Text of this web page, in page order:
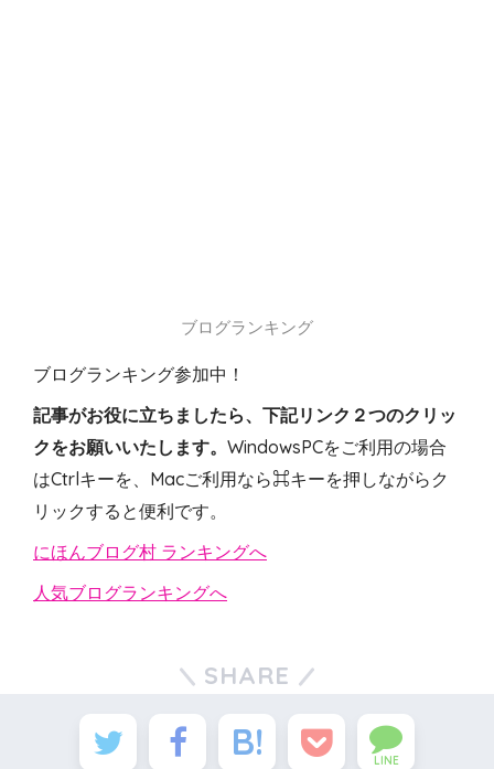
ブログランキング
ブログランキング参加中！
記事がお役に立ちましたら、下記リンク２つのクリッ
クをお願いいたします。 WindowsPCをご利用の場合
はCtrlキーを、Macご利用なら⌘キーを押しながらク
リックすると便利です。
にほんブログ村 ランキングへ
人気ブログランキングへ
SHARE
LINE